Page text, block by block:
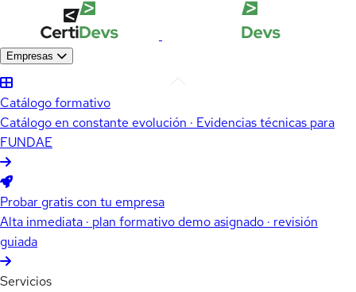
Empresas
Catálogo formativo
Catálogo en constante evolución · Evidencias técnicas para
FUNDAE
Probar gratis con tu empresa
Alta inmediata · plan formativo demo asignado · revisión
guiada
Servicios